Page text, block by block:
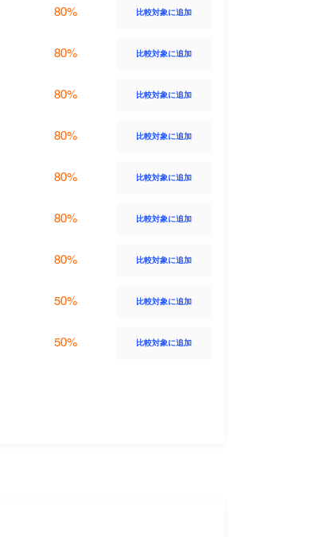
80% 比較対象に追加
80% 比較対象に追加
80% 比較対象に追加
80% 比較対象に追加
80% 比較対象に追加
80% 比較対象に追加
80% 比較対象に追加
50% 比較対象に追加
50% 比較対象に追加